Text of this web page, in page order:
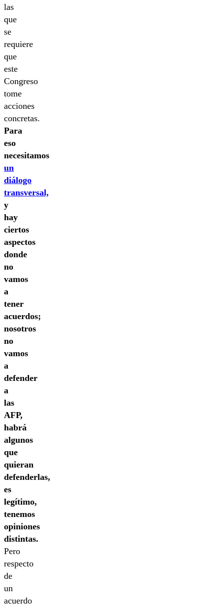
las
que
se
requiere
que
este
Congreso
tome
acciones
concretas.
Para
eso
necesitamos
un
diálogo
transversal,
y
hay
ciertos
aspectos
donde
no
vamos
a
tener
acuerdos;
nosotros
no
vamos
a
defender
a
las
AFP,
habrá
algunos
que
quieran
defenderlas,
es
legítimo,
tenemos
opiniones
distintas.
Pero
respecto
de
un
acuerdo